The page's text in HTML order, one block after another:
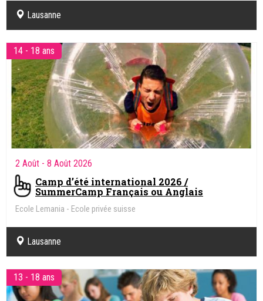
Lausanne
14 - 18 ans
2 Août - 8 Août 2026
Camp d’été international 2026 /
SummerCamp Français ou Anglais
Ecole Lemania - Ecole privée suisse
Lausanne
13 - 18 ans